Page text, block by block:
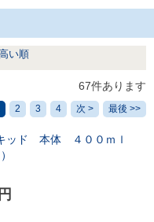
い順
67件あります
2 3 4 次 > 最後 >>
ッド 本体 ４００ｍｌ